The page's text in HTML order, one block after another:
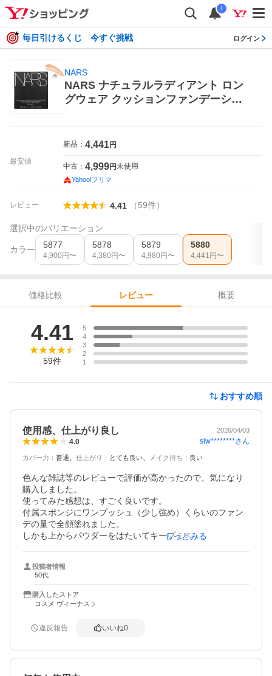
i
毎日引けるくじ 今すぐ挑戦 ログイン
NARS
NARS ナチュラルラディアント ロン
グウェア クッションファンデーショ
最安値
新品： 4,441円
中古： 4,999円未使用
Yahoo!フリマ
レビュー 4.41 （59件）
選択中のバリエーション
カラー 5877
4,900 円〜
5878
4,380 円〜
5879
4,980 円〜
5880
4,441 円〜
価格比較 レビュー
概要
4.41
59件
5
4
3
2
1
おすすめ順
使用感、仕上がり良し 2026/04/03
4.0 siw********さん
カバー力 ： 普通 仕上がり ： とても良い メイク持ち ： 良い
色んな雑誌等のレビューで評価が高かったので、気になり
購入しました。
使ってみた感想は、すごく良いです。
付属スポンジにワンプッシュ（少し強め）くらいのファン
デの量で全顔塗れました。
しかも上からパウダーをはたいてキープミストを吹きつけ
といったところです。
私は元々アトピー持ちで敏感肌なのですが、こちらは問題
なく使用出来ました。
商品到着も早かったです。
もっとみる
投稿者情報
50代
購入したストア
コスメ ヴィーナス
違反報告 いいね0